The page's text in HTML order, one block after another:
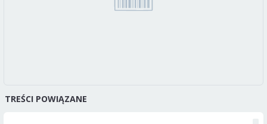
TREŚCI POWIĄZANE